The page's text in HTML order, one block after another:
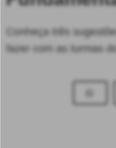
Conheça três
fazer com as turmas